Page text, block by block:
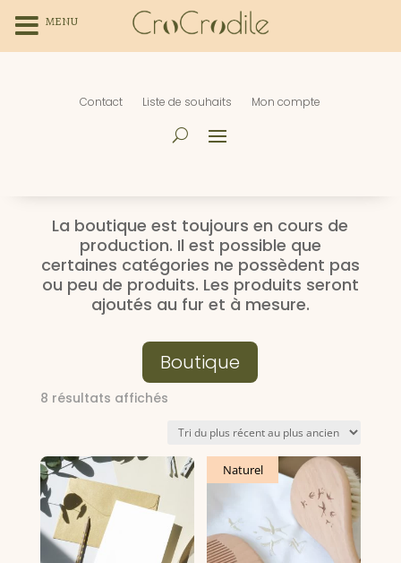
Contact Liste de souhaits Mon compte
La boutique est toujours en cours de
production. Il est possible que
certaines catégories ne possèdent pas
ou peu de produits. Les produits seront
ajoutés au fur et à mesure.
Boutique
8 résultats affichésTrié
plus
récent
au
ancien
Naturel
MENU